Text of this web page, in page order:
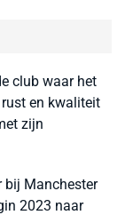
club waar het
en kwaliteit
zijn
bij Manchester
2023 naar